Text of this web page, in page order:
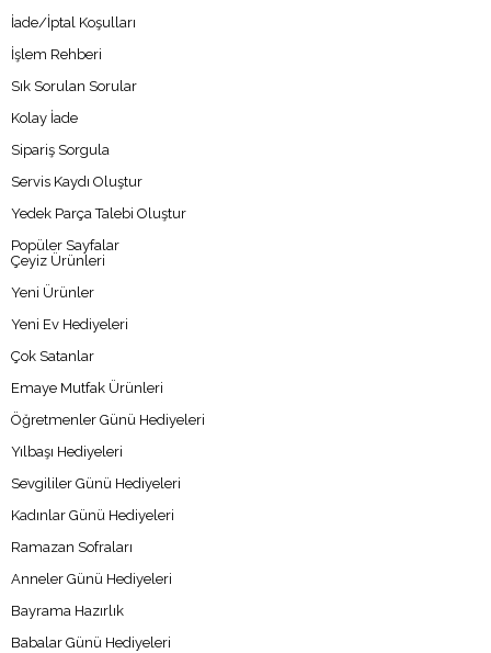
İade/İptal Koşulları
İşlem Rehberi
Sık Sorulan Sorular
Kolay İade
Sipariş Sorgula
Servis Kaydı Oluştur
Yedek Parça Talebi Oluştur
Popüler Sayfalar
Çeyiz Ürünleri
Yeni Ürünler
Yeni Ev Hediyeleri
Çok Satanlar
Emaye Mutfak Ürünleri
Öğretmenler Günü Hediyeleri
Yılbaşı Hediyeleri
Sevgililer Günü Hediyeleri
Kadınlar Günü Hediyeleri
Ramazan Sofraları
Anneler Günü Hediyeleri
Bayrama Hazırlık
Babalar Günü Hediyeleri